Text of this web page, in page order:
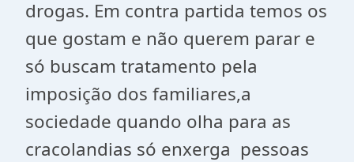
drogas. Em contra partida temos os
que gostam e não querem parar e
só buscam tratamento pela
imposição dos familiares,a
sociedade quando olha para as
cracolandias só enxerga pessoas